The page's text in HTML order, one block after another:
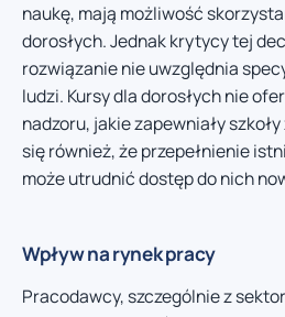
naukę, mają możliwość
dorosłych. Jednak krytycy tej
rozwiązanie nie uwzględnia
ludzi. Kursy dla dorosłych nie
nadzoru, jakie zapewniały
się również, że przepełnienie
może utrudnić dostęp do nich
Wpływ na rynek pracy
Pracodawcy, szczególnie z